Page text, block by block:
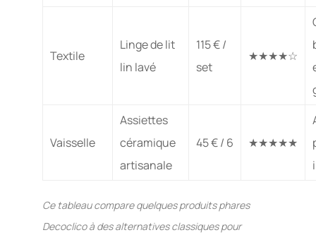
Textile
Linge de lit
lin lavé
115 € /
set
★★★★☆
Vaisselle
Assiettes
céramique
artisanale
45 € / 6 ★★★★★
Ce tableau compare quelques produits phares
Decoclico à des alternatives classiques pour